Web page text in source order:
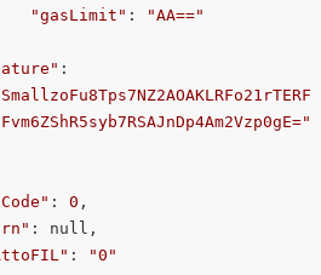
"gasLimit" :
"AA=="
: 0 ,
: null,
:
"0"